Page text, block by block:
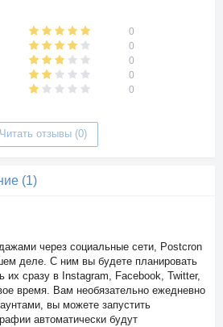
0
0
0
0
0
Читать отзывы (0)
(1)
через социальные сети, Postcron
деле. С ним вы будете планировать
их сразу в Instagram, Facebook, Twitter,
время. Вам необязательно ежедневно
вы можете запустить
автоматически будут